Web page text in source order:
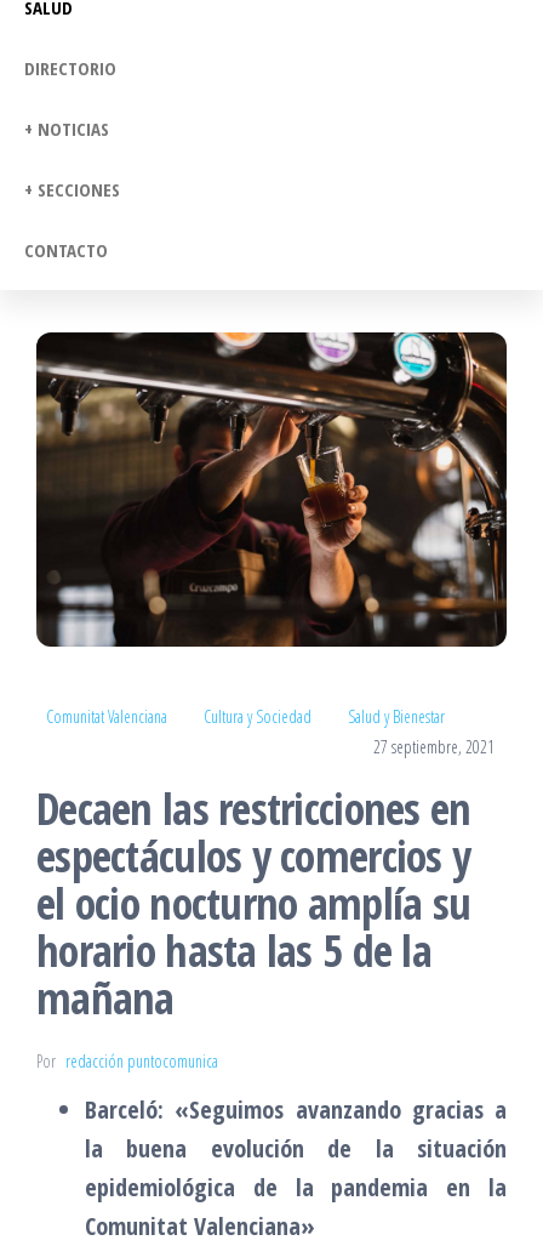
SALUD
DIRECTORIO
+ NOTICIAS
+ SECCIONES
CONTACTO
Comunitat Valenciana Cultura y Sociedad
Salud y Bienestar
27 septiembre, 2021
Decaen las restricciones en
espectáculos y comercios y
el ocio nocturno amplía su
horario hasta las 5 de la
mañana
Por redacción puntocomunica
Barceló: «Seguimos avanzando gracias a
la buena evolución de la situación
epidemiológica de la pandemia en la
Comunitat Valenciana»